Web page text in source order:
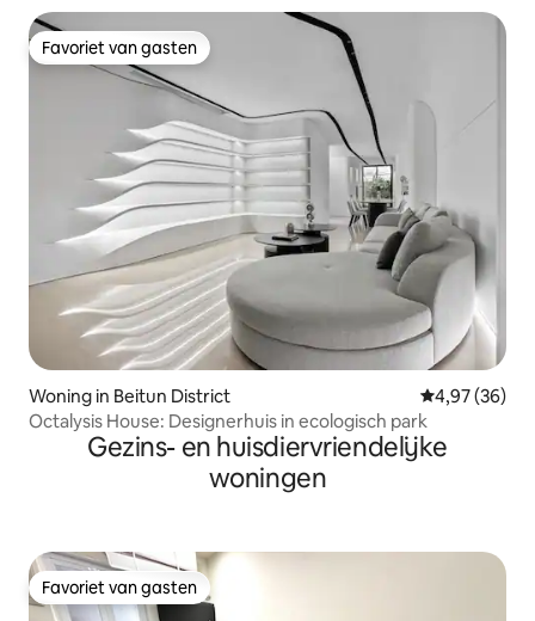
Favoriet van gasten
Favoriet van gasten
Woning in Beitun District Gemiddelde
4,97 (36)
Octalysis House: Designerhuis in ecologisch park
Gezins- en huisdiervriendelijke
woningen
Favoriet van gasten
Favoriet van gasten